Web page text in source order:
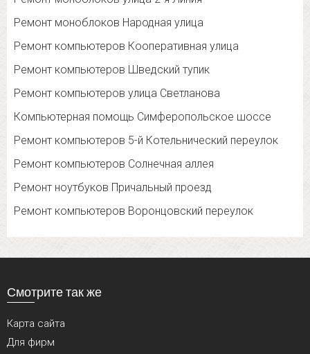
Ремонт моноблоков Народная улица
Ремонт компьютеров Кооперативная улица
Ремонт компьютеров Шведский тупик
Ремонт компьютеров улица Светланова
Компьютерная помощь Симферопольское шоссе
Ремонт компьютеров 5-й Котельнический переулок
Ремонт компьютеров Солнечная аллея
Ремонт ноутбуков Причальный проезд
Ремонт компьютеров Воронцовский переулок
Смотрите так же
Карта сайта
Для фирм